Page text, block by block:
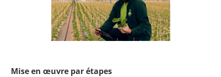
Mise en œuvre par étapes